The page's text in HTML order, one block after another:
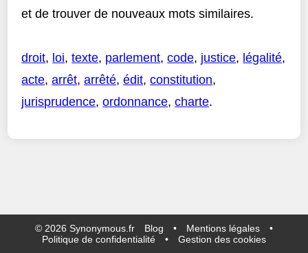
et de trouver de nouveaux mots similaires.
droit, loi,texte, parlement,code, justice, légalité,
acte,arrêt,arrêté,édit,constitution,
jurisprudence,ordonnance,charte.
© 2026 Synonymous.fr Blog • Mentions légales
•
Politique de confidentialité
• Gestion des cookies